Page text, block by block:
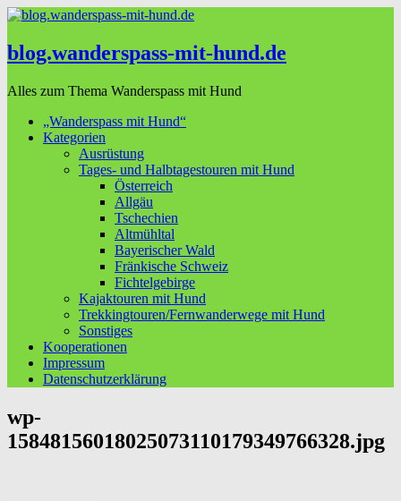
blog.wanderspass-mit-hund.de
Alles zum Thema Wanderspass mit Hund
„Wanderspass mit Hund“
Kategorien
Ausrüstung
Tages- und Halbtagestouren mit Hund
Österreich
Allgäu
Tschechien
Altmühltal
Bayerischer Wald
Fränkische Schweiz
Fichtelgebirge
Kajaktouren mit Hund
Trekkingtouren/Fernwanderwege mit Hund
Sonstiges
Kooperationen
Impressum
Datenschutzerklärung
wp-
15848156018025073110179349766328.jpg